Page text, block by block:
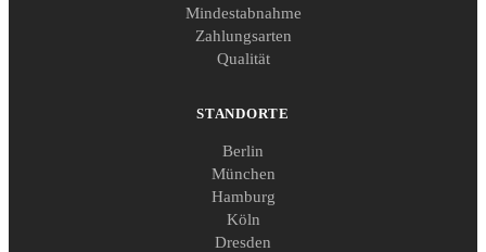
Mindestabnahme
Zahlungsarten
Qualität
STANDORTE
Berlin
München
Hamburg
Köln
Dresden